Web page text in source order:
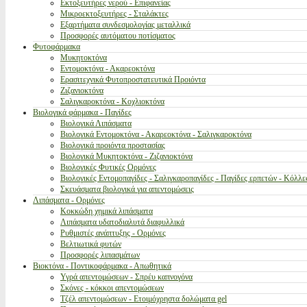
Εκτοξευτήρες νερού - Επιφανείας
Μικροεκτοξευτήρες - Σταλάκτες
Εξαρτήματα συνδεσμολογίας μεταλλικά
Προσφορές αυτόματου ποτίσματος
Φυτοφάρμακα
Μυκητοκτόνα
Εντομοκτόνα - Ακαρεοκτόνα
Ερασιτεχνικά Φυτοπροστατευτικά Προιόντα
Ζιζανιοκτόνα
Σαλιγκαροκτόνα - Κοχλιοκτόνα
Βιολογικά φάρμακα - Παγίδες
Βιολογικά Λιπάσματα
Βιολογικά Εντομοκτόνα - Ακαρεοκτόνα - Σαλιγκαροκτόνα
Βιολογικά προιόντα προστασίας
Βιολογικά Μυκητοκτόνα - Ζιζανιοκτόνα
Βιολογικές Φυτικές Ορμόνες
Βιολογικές Εντομοπαγίδες - Σαλιγκαροπαγίδες - Παγίδες ερπετών -
Σκευάσματα βιολογικά για απεντομώσεις
Λιπάσματα - Ορμόνες
Κοκκώδη χημικά λιπάσματα
Λιπάσματα υδατοδιαλυτά διαφυλλικά
Ρυθμιστές ανάπτυξης - Ορμόνες
Βελτιωτικά φυτών
Προσφορές λιπασμάτων
Βιοκτόνα - Ποντικοφάρμακα - Απωθητικά
Υγρά απεντομώσεων - Σπρέυ καπνογόνα
Σκόνες - κόκκοι απεντομώσεων
Τζέλ απεντομώσεων - Ετοιμόχρηστα δολώματα gel